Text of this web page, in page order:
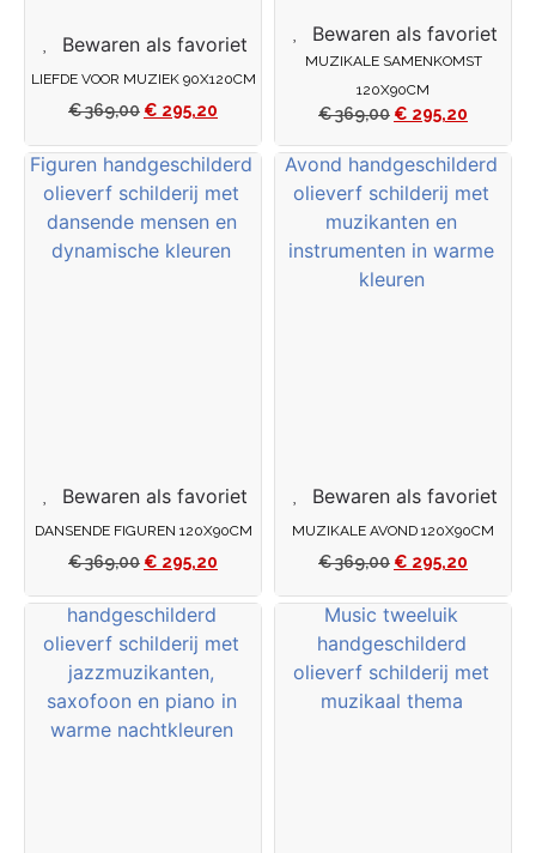
Bewaren als favoriet
LIEFDE VOOR MUZIEK 90X120CM
€369,00 € 295,20
Bewaren als favoriet
MUZIKALE SAMENKOMST
120X90CM
€369,00 € 295,20
Bewaren als favoriet
DANSENDE FIGUREN 120X90CM
€369,00 € 295,20
Bewaren als favoriet
MUZIKALE AVOND 120X90CM
€369,00 € 295,20